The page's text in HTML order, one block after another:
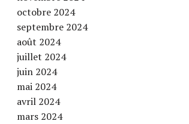
octobre 2024
septembre 2024
août 2024
juillet 2024
juin 2024
mai 2024
avril 2024
mars 2024